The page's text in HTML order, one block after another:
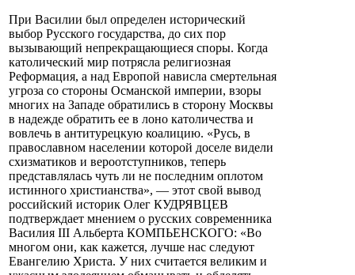
При Василии был определен исторический
выбор Русского государства, до сих пор
вызывающий непрекращающиеся споры. Когда
католический мир потрясла религиозная
Реформация, а над Европой нависла смертельная
угроза со стороны Османской империи, взоры
многих на Западе обратились в сторону Москвы
в надежде обратить ее в лоно католичества и
вовлечь в антитурецкую коалицию. «Русь, в
православном населении которой доселе видели
схизматиков и вероотступников, теперь
представлялась чуть ли не последним оплотом
истинного христианства», — этот свой вывод
российский историк Олег КУДРЯВЦЕВ
подтверждает мнением о русских современника
Василия III Альберта КОМПЬЕНСКОГО: «Во
многом они, как кажется, лучше нас следуют
Евангелию Христа. У них считается великим и